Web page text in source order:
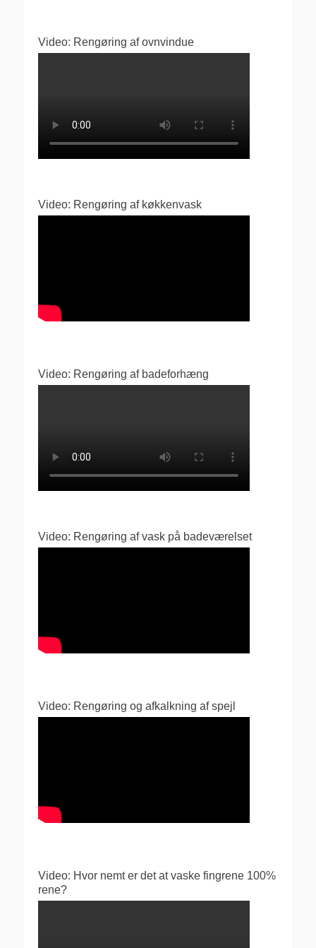
Video: Rengøring af ovnvindue
Video: Rengøring af køkkenvask
Video: Rengøring af badeforhæng
Video: Rengøring af vask på badeværelset
Video: Rengøring og afkalkning af spejl
Video: Hvor nemt er det at vaske fingrene 100%
rene?